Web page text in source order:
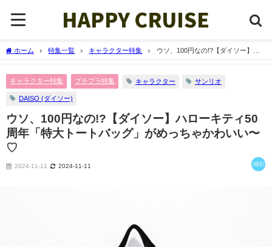
ホーム 特集一覧 キャラクター特集
ウソ、100円なの!?【ダイソー】ハ
キャラクター特集 プチプラ特集 キャラクター サンリオ
DAISO (ダイソー)
ウソ、100円なの!?【ダイソー】ハローキティ50
周年「特大トートバッグ」がめっちゃかわいい〜
♡
2024-11-11 2024-11-11